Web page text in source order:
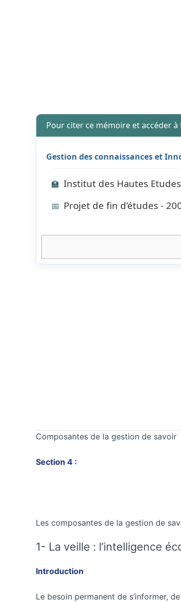
Pour citer ce mémoire et accéder à
Gestion des connaissances et
🏫 Institut des Hautes
📅 Projet de fin d’études -
Composantes de la gestion de
Section 4 :
Les composantes de la gestion de
1- La veille : l’intelligence
Introduction
Le besoin permanent de s’informer,